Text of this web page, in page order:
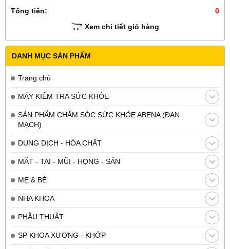
Tổng tiền:
0
Xem chi tiết giỏ hàng
DANH MỤC SẢN PHẨM
Trang chủ
MÁY KIỂM TRA SỨC KHỎE
SẢN PHẨM CHĂM SÓC SỨC KHỎE ABENA (ĐAN
MẠCH)
DUNG DỊCH - HÓA CHẤT
MẮT - TAI - MŨI - HỌNG - SẢN
MẸ & BÉ
NHA KHOA
PHẪU THUẬT
SP KHOA XƯƠNG - KHỚP